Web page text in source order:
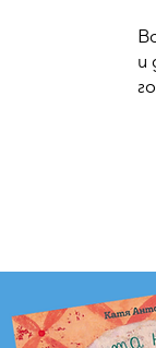
и